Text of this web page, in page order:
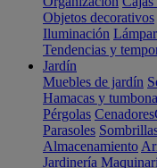
Objetos decorativos
Iluminación
Tendencias y
Jardín
Muebles de jardín
Hamacas y
Pérgolas Cenadores
Parasoles
Almacenamiento
Jardinería